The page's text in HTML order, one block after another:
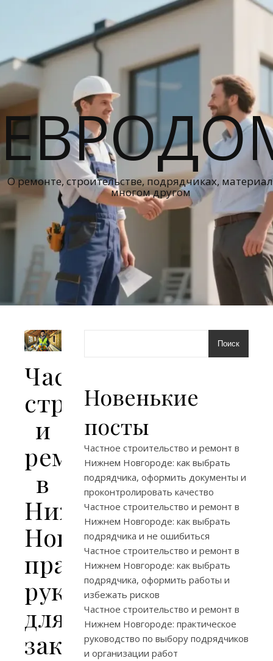
О ремонте, строительстве, подрядчиках,
многом другом
Частное
строительство
и
ремонт
в
Нижнем
Новгороде:
практическое
руководство
для
заказчика
Поиск
Новенькие
посты
Частное строительство и ремонт в
Нижнем Новгороде: как выбрать
подрядчика, оформить документы и
проконтролировать качество
Частное строительство и ремонт в
Нижнем Новгороде: как выбрать
подрядчика и не ошибиться
Частное строительство и ремонт в
Нижнем Новгороде: как выбрать
подрядчика, оформить работы и
избежать рисков
Частное строительство и ремонт в
Нижнем Новгороде: практическое
руководство по выбору подрядчиков
и организации работ